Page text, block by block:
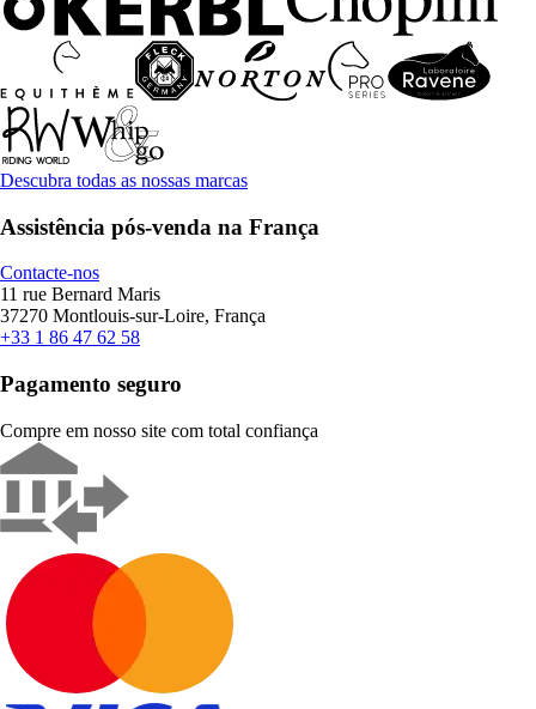
Descubra todas as nossas marcas
Assistência pós-venda na França
Contacte-nos
11 rue Bernard Maris
37270 Montlouis-sur-Loire, França
+33 1 86 47 62 58
Pagamento seguro
Compre em nosso site com total confiança